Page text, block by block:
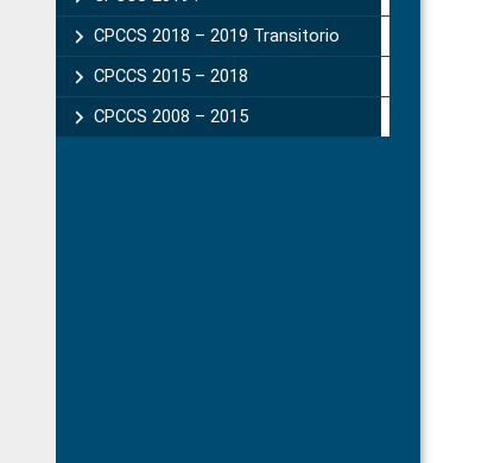
CPCCS 2018 – 2019 Transitorio
CPCCS 2015 – 2018
CPCCS 2008 – 2015